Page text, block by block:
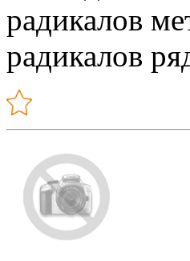
радикалов
радикалов